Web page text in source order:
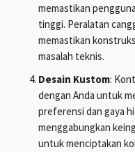
memastikan
tinggi. Peralatan
memastikan
masalah teknis.
Desain Kustom:
dengan Anda untuk
preferensi dan gaya
menggabungkan
untuk menciptakan